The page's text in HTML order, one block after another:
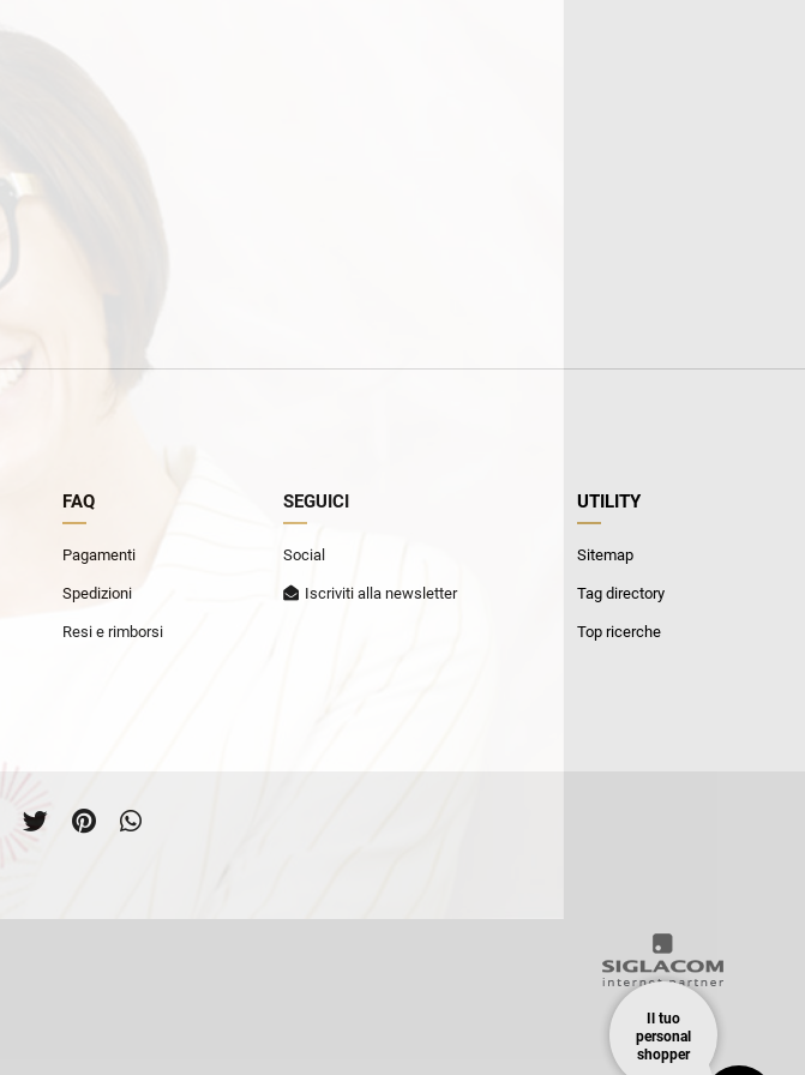
Il tuo
personal
shopper
FAQ
Pagamenti
Spedizioni
Resi e rimborsi
SEGUICI
Social
Iscriviti alla newsletter
UTILITY
Sitemap
Tag directory
Top ricerche